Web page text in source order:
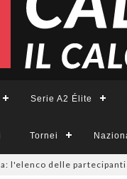
Serie A2 Élite
Tornei
delle partecipanti laziali